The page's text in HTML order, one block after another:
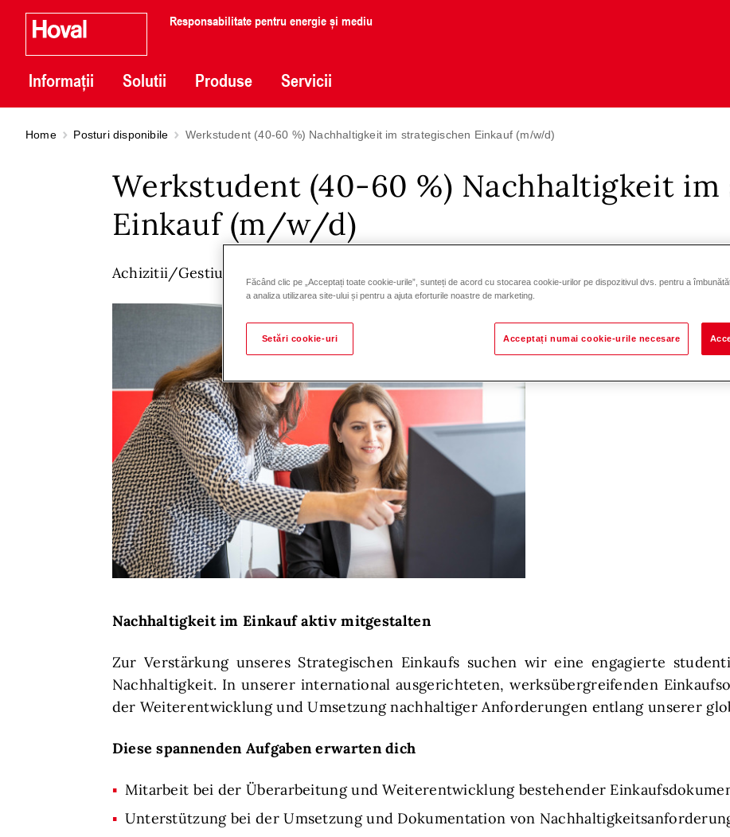
Responsabilitate pentru energie și mediu
Informații Solutii Produse Servicii
Home Posturi disponibile Werkstudent (40-60 %) Nachhaltigkeit im strategischen Einkauf (m/w/d)
Werkstudent (40-60 %) Nachhaltigkeit
Einkauf (m/w/d)
Achizitii/Gestiunea materialelor
Nachhaltigkeit im Einkauf aktiv mitgestalten
Zur Verstärkung unseres Strategischen Einkaufs suchen wir eine engagierte
Nachhaltigkeit. In unserer international ausgerichteten, werksübergreifenden
der Weiterentwicklung und Umsetzung nachhaltiger Anforderungen entlang unserer
Diese spannenden Aufgaben erwarten dich
Mitarbeit bei der Überarbeitung und Weiterentwicklung bestehender
Unterstützung bei der Umsetzung und Dokumentation von
Făcând clic pe „Acceptați toate cookie-urile”, sunteți de acord cu stocarea cookie-urilor pe dispozitivul dvs. pentru a
a analiza utilizarea site-ului și pentru a ajuta eforturile noastre de marketing.
Setări cookie-uri Acceptați numai cookie-urile necesare